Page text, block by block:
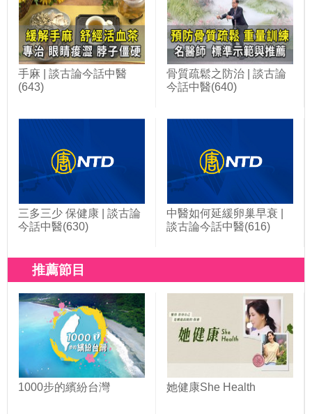
手麻 | 談古論今話中醫
(643)
骨質疏鬆之防治 | 談古論
今話中醫(640)
三多三少 保健康 | 談古論
今話中醫(630)
中醫如何延緩卵巢早衰 |
談古論今話中醫(616)
推薦節目
1000步的繽紛台灣 她健康She Health